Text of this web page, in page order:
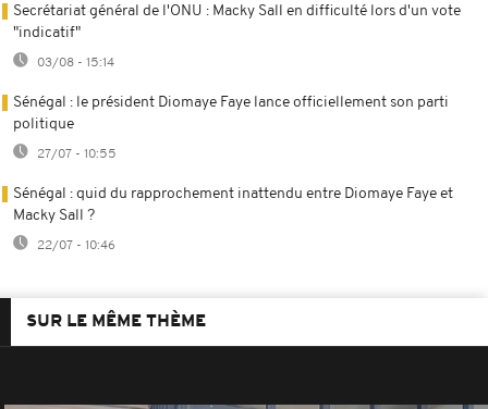
Secrétariat général de l'ONU : Macky Sall en difficulté lors d'un vote
"indicatif"
03/08 - 15:14
Sénégal : le président Diomaye Faye lance officiellement son parti
politique
27/07 - 10:55
Sénégal : quid du rapprochement inattendu entre Diomaye Faye et
Macky Sall ?
22/07 - 10:46
SUR LE MÊME THÈME